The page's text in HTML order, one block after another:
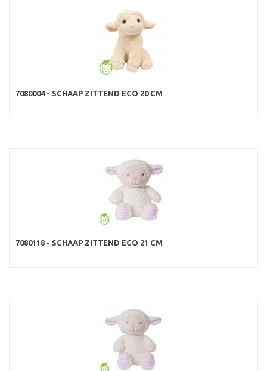
7080004 - SCHAAP ZITTEND ECO 20 CM
7080118 - SCHAAP ZITTEND ECO 21 CM